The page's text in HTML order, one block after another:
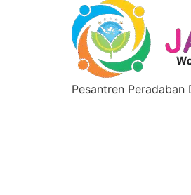
Pesantren Peradaban